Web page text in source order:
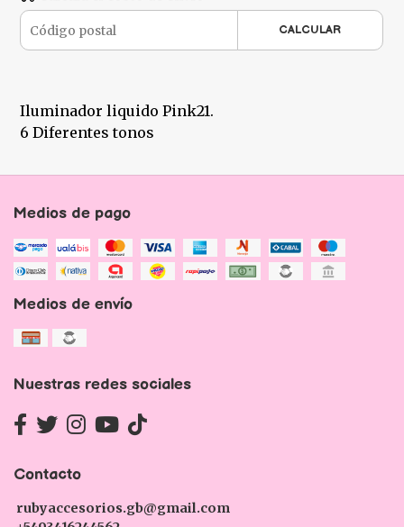
CALCULAR
Iluminador liquido Pink21.
6 Diferentes tonos
Medios de pago
Medios de envío
Nuestras redes sociales
Contacto
rubyaccesorios.gb@gmail.com